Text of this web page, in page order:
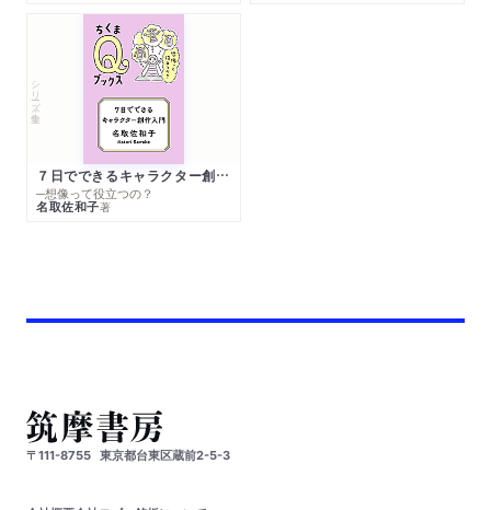
シリーズ・全集
７日でできるキャラクター創作入門
─想像って役立つの？
名取佐和子著
〒111-8755 東京都台東区蔵前2-5-3